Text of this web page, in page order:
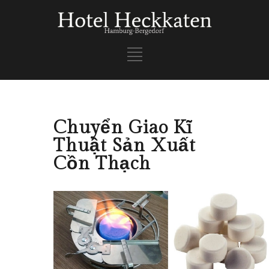
Chuyển Giao Kĩ
Thuật Sản Xuất
Cồn Thạch